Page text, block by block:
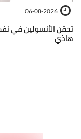
06-08-2026
تحقن الأنسولين في
هاذي